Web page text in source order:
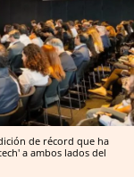
de récord que ha
a ambos lados del